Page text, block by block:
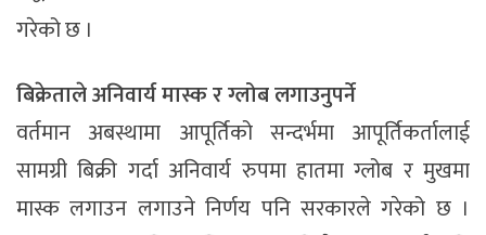
गरेको छ ।
बिक्रेताले अनिवार्य मास्क र ग्लोब लगाउनुपर्ने
वर्तमान अबस्थामा आपूर्तिको सन्दर्भमा आपूर्तिकर्तालाई
सामग्री बिक्री गर्दा अनिवार्य रुपमा हातमा ग्लोब र मुखमा
मास्क लगाउन लगाउने निर्णय पनि सरकारले गरेको छ ।